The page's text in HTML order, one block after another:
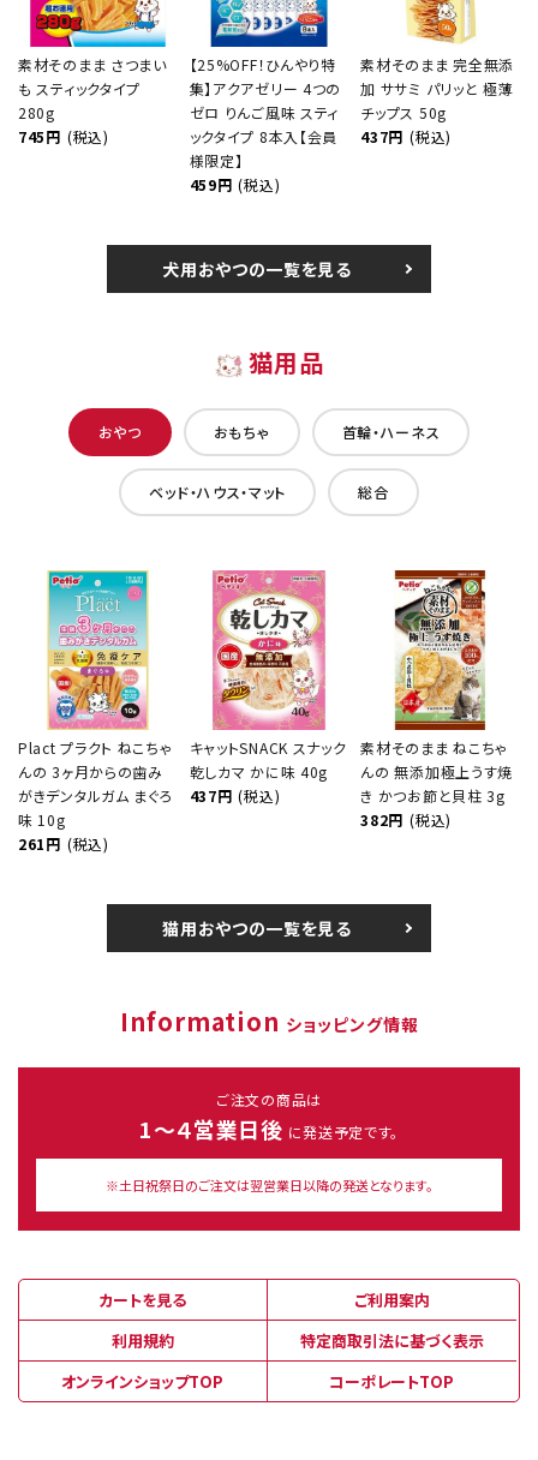
素材そのまま さつまい
も スティックタイプ
280g
745円 (税込)
【25%OFF！ひんやり特
集】アクアゼリー 4つの
ゼロ りんご風味 スティ
ックタイプ 8本入【会員
様限定】
459円 (税込)
素材そのまま 完全無添
加 ササミ パリッと 極薄
チップス 50g
437円 (税込)
犬用おやつの一覧を見る
猫用品
おやつ おもちゃ 首輪・ハーネス
ベッド・ハウス・マット 総合
Plact プラクト ねこちゃ
んの 3ヶ月からの歯み
がきデンタルガム まぐろ
味 10g
261円 (税込)
キャットSNACK スナック
乾しカマ かに味 40g
437円 (税込)
素材そのまま ねこちゃ
んの 無添加極上うす焼
き かつお節と貝柱 3g
382円 (税込)
猫用おやつの一覧を見る
Information ショッピング情報
ご注文の商品は
1～４営業日後 に発送予定です。
※土日祝祭日のご注文は翌営業日以降の発送となります。
カートを見る
ご利用案内
利用規約
特定商取引法に基づく表示
オンラインショップTOP
コーポレートTOP